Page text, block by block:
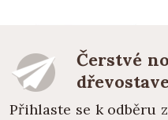
Čerstvé
Přihlaste se k odběru